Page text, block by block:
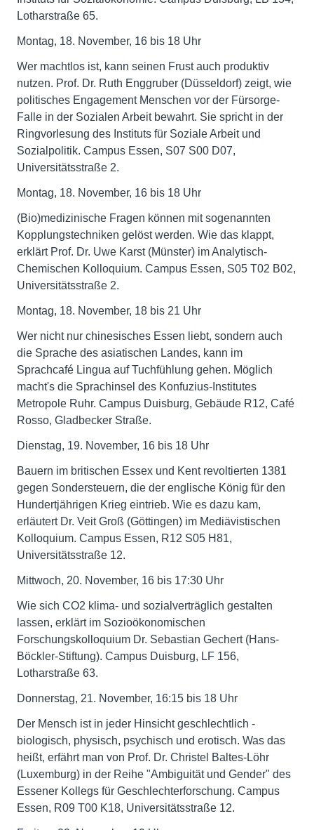
Lotharstraße 65.
Montag, 18. November, 16 bis 18 Uhr
Wer machtlos ist, kann seinen Frust auch produktiv
nutzen. Prof. Dr. Ruth Enggruber (Düsseldorf) zeigt, wie
politisches Engagement Menschen vor der Fürsorge-
Falle in der Sozialen Arbeit bewahrt. Sie spricht in der
Ringvorlesung des Instituts für Soziale Arbeit und
Sozialpolitik. Campus Essen, S07 S00 D07,
Universitätsstraße 2.
Montag, 18. November, 16 bis 18 Uhr
(Bio)medizinische Fragen können mit sogenannten
Kopplungstechniken gelöst werden. Wie das klappt,
erklärt Prof. Dr. Uwe Karst (Münster) im Analytisch-
Chemischen Kolloquium. Campus Essen, S05 T02 B02,
Universitätsstraße 2.
Montag, 18. November, 18 bis 21 Uhr
Wer nicht nur chinesisches Essen liebt, sondern auch
die Sprache des asiatischen Landes, kann im
Sprachcafé Lingua auf Tuchfühlung gehen. Möglich
macht's die Sprachinsel des Konfuzius-Institutes
Metropole Ruhr. Campus Duisburg, Gebäude R12, Café
Rosso, Gladbecker Straße.
Dienstag, 19. November, 16 bis 18 Uhr
Bauern im britischen Essex und Kent revoltierten 1381
gegen Sondersteuern, die der englische König für den
Hundertjährigen Krieg eintrieb. Wie es dazu kam,
erläutert Dr. Veit Groß (Göttingen) im Mediävistischen
Kolloquium. Campus Essen, R12 S05 H81,
Universitätsstraße 12.
Mittwoch, 20. November, 16 bis 17:30 Uhr
Wie sich CO2 klima- und sozialverträglich gestalten
lassen, erklärt im Sozioökonomischen
Forschungskolloquium Dr. Sebastian Gechert (Hans-
Böckler-Stiftung). Campus Duisburg, LF 156,
Lotharstraße 63.
Donnerstag, 21. November, 16:15 bis 18 Uhr
Der Mensch ist in jeder Hinsicht geschlechtlich -
biologisch, physisch, psychisch und erotisch. Was das
heißt, erfährt man von Prof. Dr. Christel Baltes-Löhr
(Luxemburg) in der Reihe "Ambiguität und Gender" des
Essener Kollegs für Geschlechterforschung. Campus
Essen, R09 T00 K18, Universitätsstraße 12.